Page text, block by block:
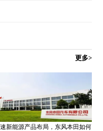
更多>
新能源产品布局，东风本田如何